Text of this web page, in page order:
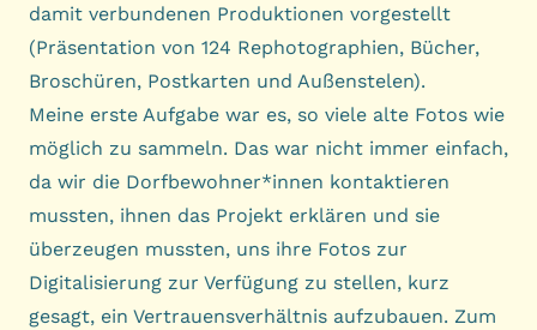
damit verbundenen Produktionen vorgestellt
(Präsentation von 124 Rephotographien, Bücher,
Broschüren, Postkarten und Außenstelen).
Meine erste Aufgabe war es, so viele alte Fotos wie
möglich zu sammeln. Das war nicht immer einfach,
da wir die Dorfbewohner*innen kontaktieren
mussten, ihnen das Projekt erklären und sie
überzeugen mussten, uns ihre Fotos zur
Digitalisierung zur Verfügung zu stellen, kurz
gesagt, ein Vertrauensverhältnis aufzubauen. Zum